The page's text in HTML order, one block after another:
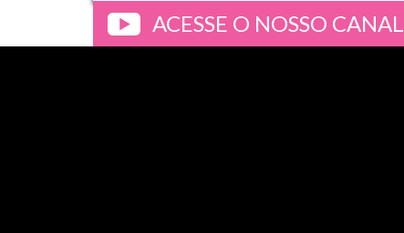
ACESSE O NOSSO CANAL